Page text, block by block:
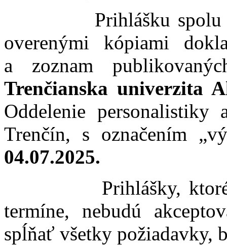
Prihlášku spolu so
overenými kópiami
a zoznam
Trenčianska univerzita
Oddelenie
Trenčín, s označením
04.07.2025.
Prihlášky, ktoré
termíne, nebudú
spĺňať všetky požiadavky,